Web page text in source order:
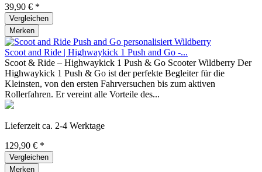
39,90 € *
Vergleichen
Merken
Scoot and Ride | Highwaykick 1 Push and Go -...
Scoot & Ride – Highwaykick 1 Push & Go Scooter Wildberry Der
Highwaykick 1 Push & Go ist der perfekte Begleiter für die
Kleinsten, von den ersten Fahrversuchen bis zum aktiven
Rollerfahren. Er vereint alle Vorteile des...
Lieferzeit ca. 2-4 Werktage
129,90 € *
Vergleichen
Merken